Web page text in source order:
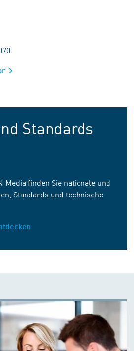
Standards
Media finden Sie nationale und
Standards und technische